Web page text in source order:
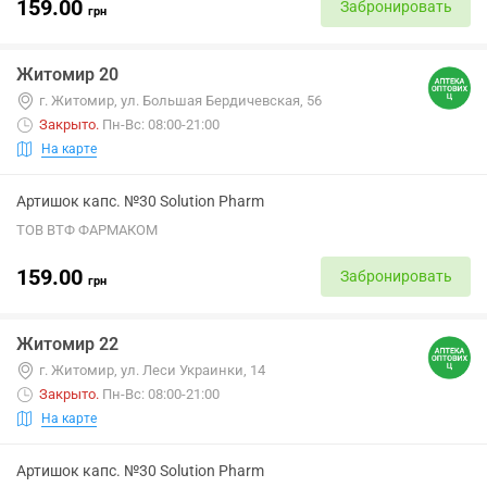
159.00 грн Забронировать
Житомир 20
г. Житомир, ул. Большая Бердичевская, 56
Закрыто. Пн-Вс: 08:00-21:00
На карте
Артишок капс. №30 Solution Pharm
ТОВ ВТФ ФАРМАКОМ
159.00 грн Забронировать
Житомир 22
г. Житомир, ул. Леси Украинки, 14
Закрыто. Пн-Вс: 08:00-21:00
На карте
Артишок капс. №30 Solution Pharm